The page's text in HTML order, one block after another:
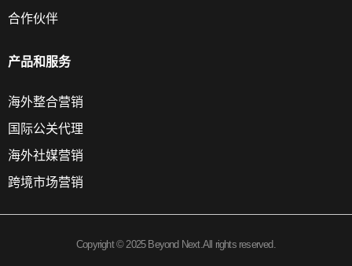
合作伙伴
产品和服务
海外整合营销
国际公关代理
海外社媒营销
跨境市场营销
Copyright © 2025 Beyond Next.All rights reserved.